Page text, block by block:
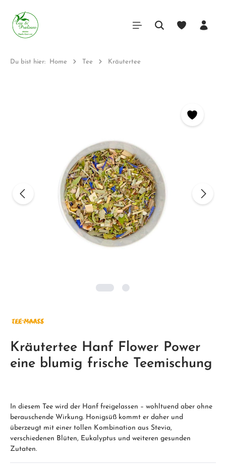
Du bist hier: Home Tee Kräutertee
Kräutertee Hanf Flower Power
eine blumig frische Teemischung
In diesem Tee wird der Hanf freigelassen – wohltuend aber ohne
berauschende Wirkung. Honigsüß kommt er daher und
überzeugt mit einer tollen Kombination aus Stevia,
verschiedenen Blüten, Eukalyptus und weiteren gesunden
Zutaten.